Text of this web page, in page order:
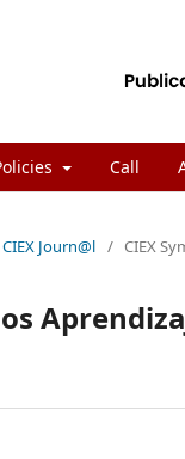
Call
Journ@l / CIEX